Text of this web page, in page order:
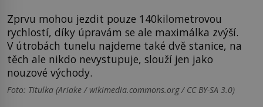
Zprvu mohou jezdit pouze 140kilometrovou
rychlostí, díky úpravám se ale maximálka zvýší.
V útrobách tunelu najdeme také dvě stanice, na
těch ale nikdo nevystupuje, slouží jen jako
nouzové východy.
Foto: Titulka (Ariake / wikimedia.commons.org / CC BY-SA 3.0)